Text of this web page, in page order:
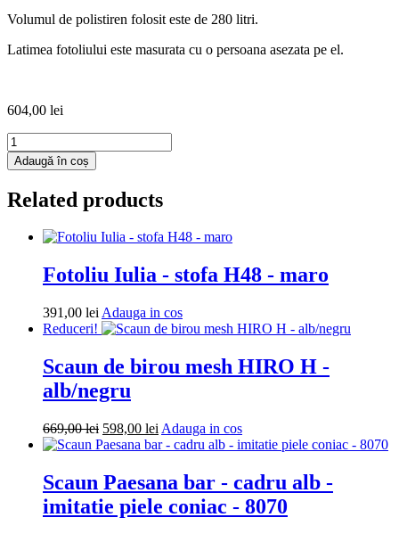
Volumul de polistiren folosit este de 280 litri.
Latimea fotoliului este masurata cu o persoana asezata pe el.
604,00 lei
Cantitate
Fotoliu
puf
Ball
imitatie
mov/crem
Adaugă în coș
Related products
Fotoliu Iulia - stofa H48 - maro
391,00 lei Adauga in cosAdauga
in
Reduceri!
Scaun de birou mesh HIRO H -
alb/negru
669,00lei Prețul
inițial
fost:
669,00 lei.
598,00 lei Prețul
curent
598,00 lei.
Adauga in cosAdauga
in
Scaun Paesana bar - cadru alb -
imitatie piele coniac - 8070